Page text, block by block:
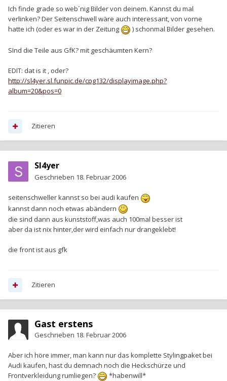
Ich finde grade so web´nig Bilder von deinem. Kannst du mal
verlinken? Der Seitenschwell wäre auch interessant, von vorne
hatte ich (oder es war in der Zeitung
) schonmal Bilder gesehen.
SInd die Teile aus GfK? mit geschäumten Kern?
EDIT: dat is it , oder?
http://sl4yer.sl.funpic.de/cpg132/displayimage.php?
album=20&pos=0
Zitieren
Sl4yer
Geschrieben 18. Februar 2006
seitenschweller kannst so bei audi kaufen
kannst dann noch etwas abändern
die sind dann aus kunststoff,was auch 100mal besser ist
aber da ist nix hinter,der wird einfach nur drangeklebt!
die front ist aus gfk
Zitieren
Gast erstens
Geschrieben 18. Februar 2006
Aber ich höre immer, man kann nur das komplette Stylingpaket bei
Audi kaufen, hast du demnach noch die Heckschürze und
Frontverkleidung rumliegen?
*habenwill*